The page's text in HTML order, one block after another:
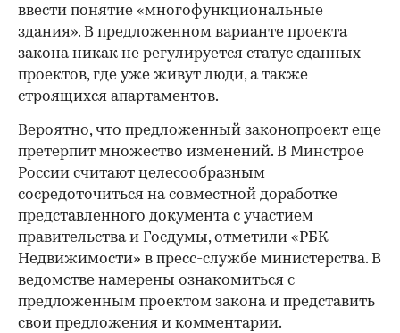
ввести понятие «многофункциональные
здания». В предложенном варианте проекта
закона никак не регулируется статус сданных
проектов, где уже живут люди, а также
строящихся апартаментов.
Вероятно, что предложенный законопроект еще
претерпит множество изменений. В Минстрое
России считают целесообразным
сосредоточиться на совместной доработке
представленного документа с участием
правительства и Госдумы, отметили «РБК-
Недвижимости» в пресс-службе министерства. В
ведомстве намерены ознакомиться с
предложенным проектом закона и представить
свои предложения и комментарии.